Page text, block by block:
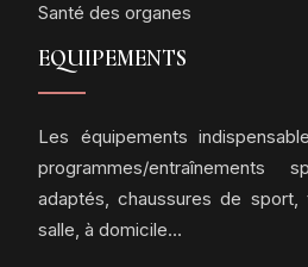
Santé des organes
EQUIPEMENTS
Les équipements
programmes/
adaptés, chaussures de sport,
salle, à domicile…